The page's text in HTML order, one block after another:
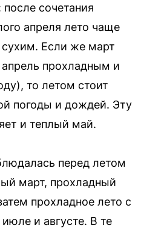
сочетания
апреля лето чаще
Если же март
прохладным и
то летом стоит
погоды и дождей. Эту
и теплый май.
перед летом
март, прохладный
прохладное лето с
и августе. В те